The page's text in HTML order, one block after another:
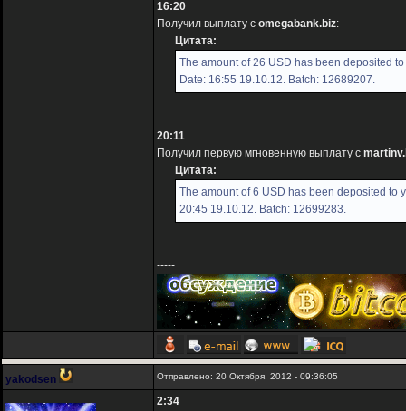
16:20
Получил выплату с omegabank.biz:
Цитата:
The amount of 26 USD has been deposited
Date: 16:55 19.10.12. Batch: 12689207.
20:11
Получил первую мгновенную выплату с
Цитата:
The amount of 6 USD has been deposited to
20:45 19.10.12. Batch: 12699283.
-----
yakodsen Отправлено: 20 Октября, 2012 - 09:36:05
2:34